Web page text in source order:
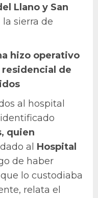
Llano y San
la sierra de
hizo operativo
de
al hospital
quien
al Hospital
de haber
lo custodiaba
relata el